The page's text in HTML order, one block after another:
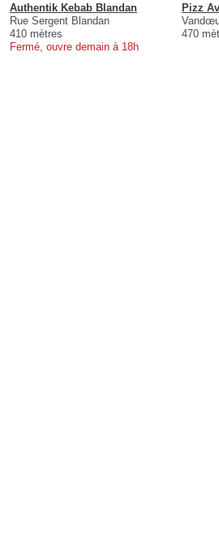
Authentik Kebab Blandan
Rue Sergent Blandan
410 mètres
Fermé, ouvre demain à 18h
Pizz
470